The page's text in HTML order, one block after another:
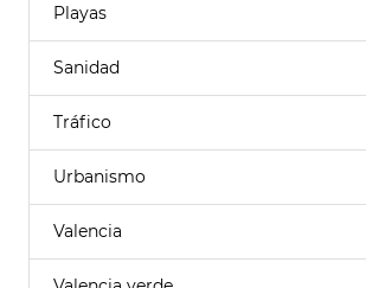
Playas
Sanidad
Tráfico
Urbanismo
Valencia